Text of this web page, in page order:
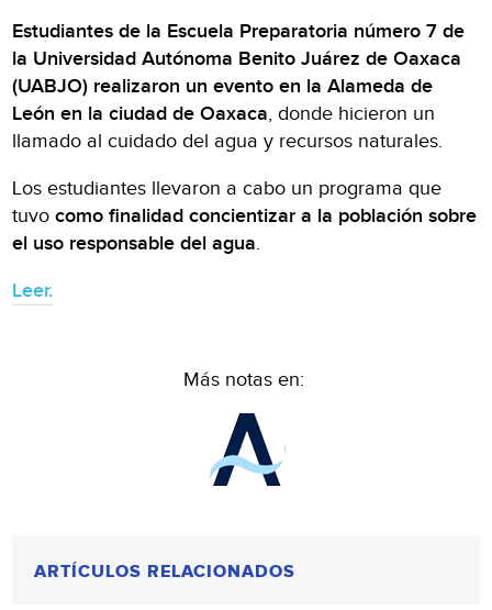
Estudiantes de la Escuela Preparatoria número 7 de
la Universidad Autónoma Benito Juárez de Oaxaca
(UABJO) realizaron un evento en la Alameda de
León en la ciudad de Oaxaca, donde hicieron un
llamado al cuidado del agua y recursos naturales.
Los estudiantes llevaron a cabo un programa que
tuvocomo finalidad concientizar a la población sobre
el uso responsable del agua.
Leer.
Más notas en:
ARTÍCULOS RELACIONADOS